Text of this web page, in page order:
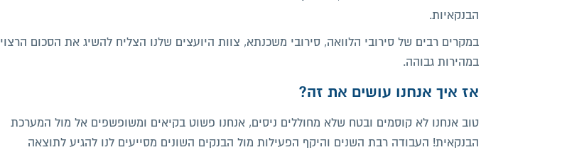
הבנקאיות.
במקרים רבים של סירובי הלוואה, סירובי משכנתא, צוות היועצים שלנו הצליח להשיג את הסכום הרצוי
במהירות גבוהה.
אז איך אנחנו עושים את זה?
טוב אנחנו לא קוסמים ובטח שלא מחוללים ניסים, אנחנו פשוט בקיאים ומשופשפים אל מול המערכת
הבנקאית! העבודה רבת השנים והיקף הפעילות מול הבנקים השונים מסייעים לנו להגיע לתוצאה